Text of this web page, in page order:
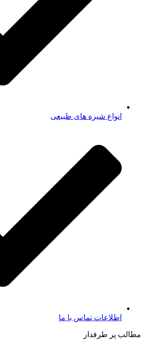
انواع شیره های طبیعی
اطلاعات تماس با ما​
مطالب پر طرفدار